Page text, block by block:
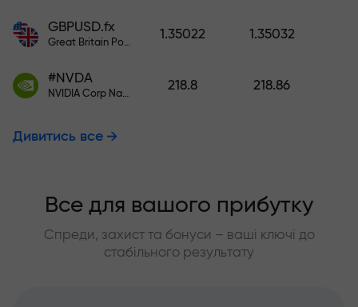
GBPUSD.fx
Great Britain Pound vs US Dollar
1.35022 1.35032
#NVDA
NVIDIA Corp Nasdaq Stock Exchange (Nasdaq) USD
218.8 218.86
Дивитись все
Все для вашого прибутку
Спреди, захист та бонуси – ваші ключі до
стабільного результату